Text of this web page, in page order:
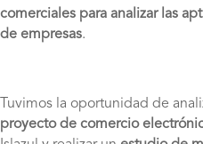
comerciales para analizar las
de empresas.
Tuvimos la oportunidad de
proyecto de comercio